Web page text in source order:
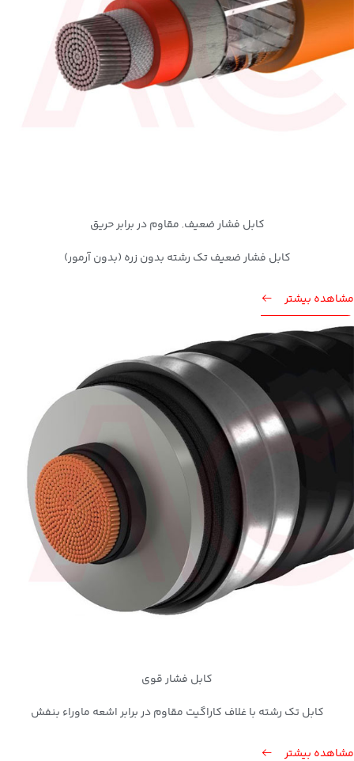
کابل فشار ضعیف, مقاوم در برابر حریق
کابل فشار ضعیف تک رشته بدون زره (بدون آرمور)
مشاهده بیشتر
کابل فشار قوی
کابل تک رشته با غلاف کاراگیت مقاوم در برابر اشعه ماوراء بنفش
مشاهده بیشتر